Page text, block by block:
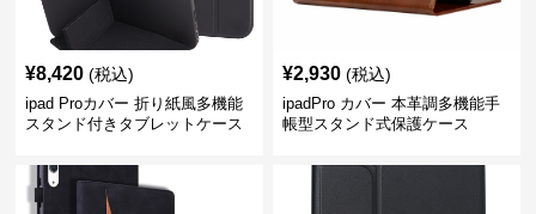
¥8,420 (税込)
ipad Proカバー 折り紙風多機能
スタンド付きタブレットケース
¥2,930 (税込)
ipadPro カバー 本革調多機能手
帳型スタンド式保護ケース